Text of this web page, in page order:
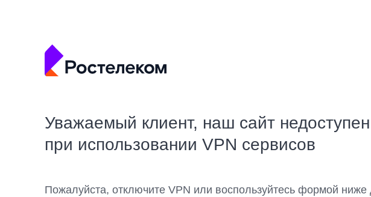
Уважаемый клиент, наш сайт недоступен
при использовании VPN сервисов
Пожалуйста, отключите VPN или воспользуйтесь формой ниже